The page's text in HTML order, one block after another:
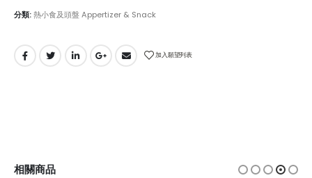
分類:熱小食及頭盤 Appertizer & Snack
加入願望列表
相關商品